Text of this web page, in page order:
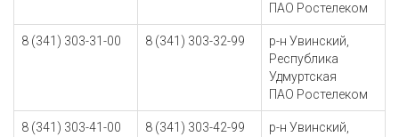
ПАО Ростелеком
8 (341) 303-31-00 8 (341) 303-32-99
р-н Увинский,
Республика
Удмуртская
ПАО Ростелеком
8 (341) 303-41-00 8 (341) 303-42-99
р-н Увинский,